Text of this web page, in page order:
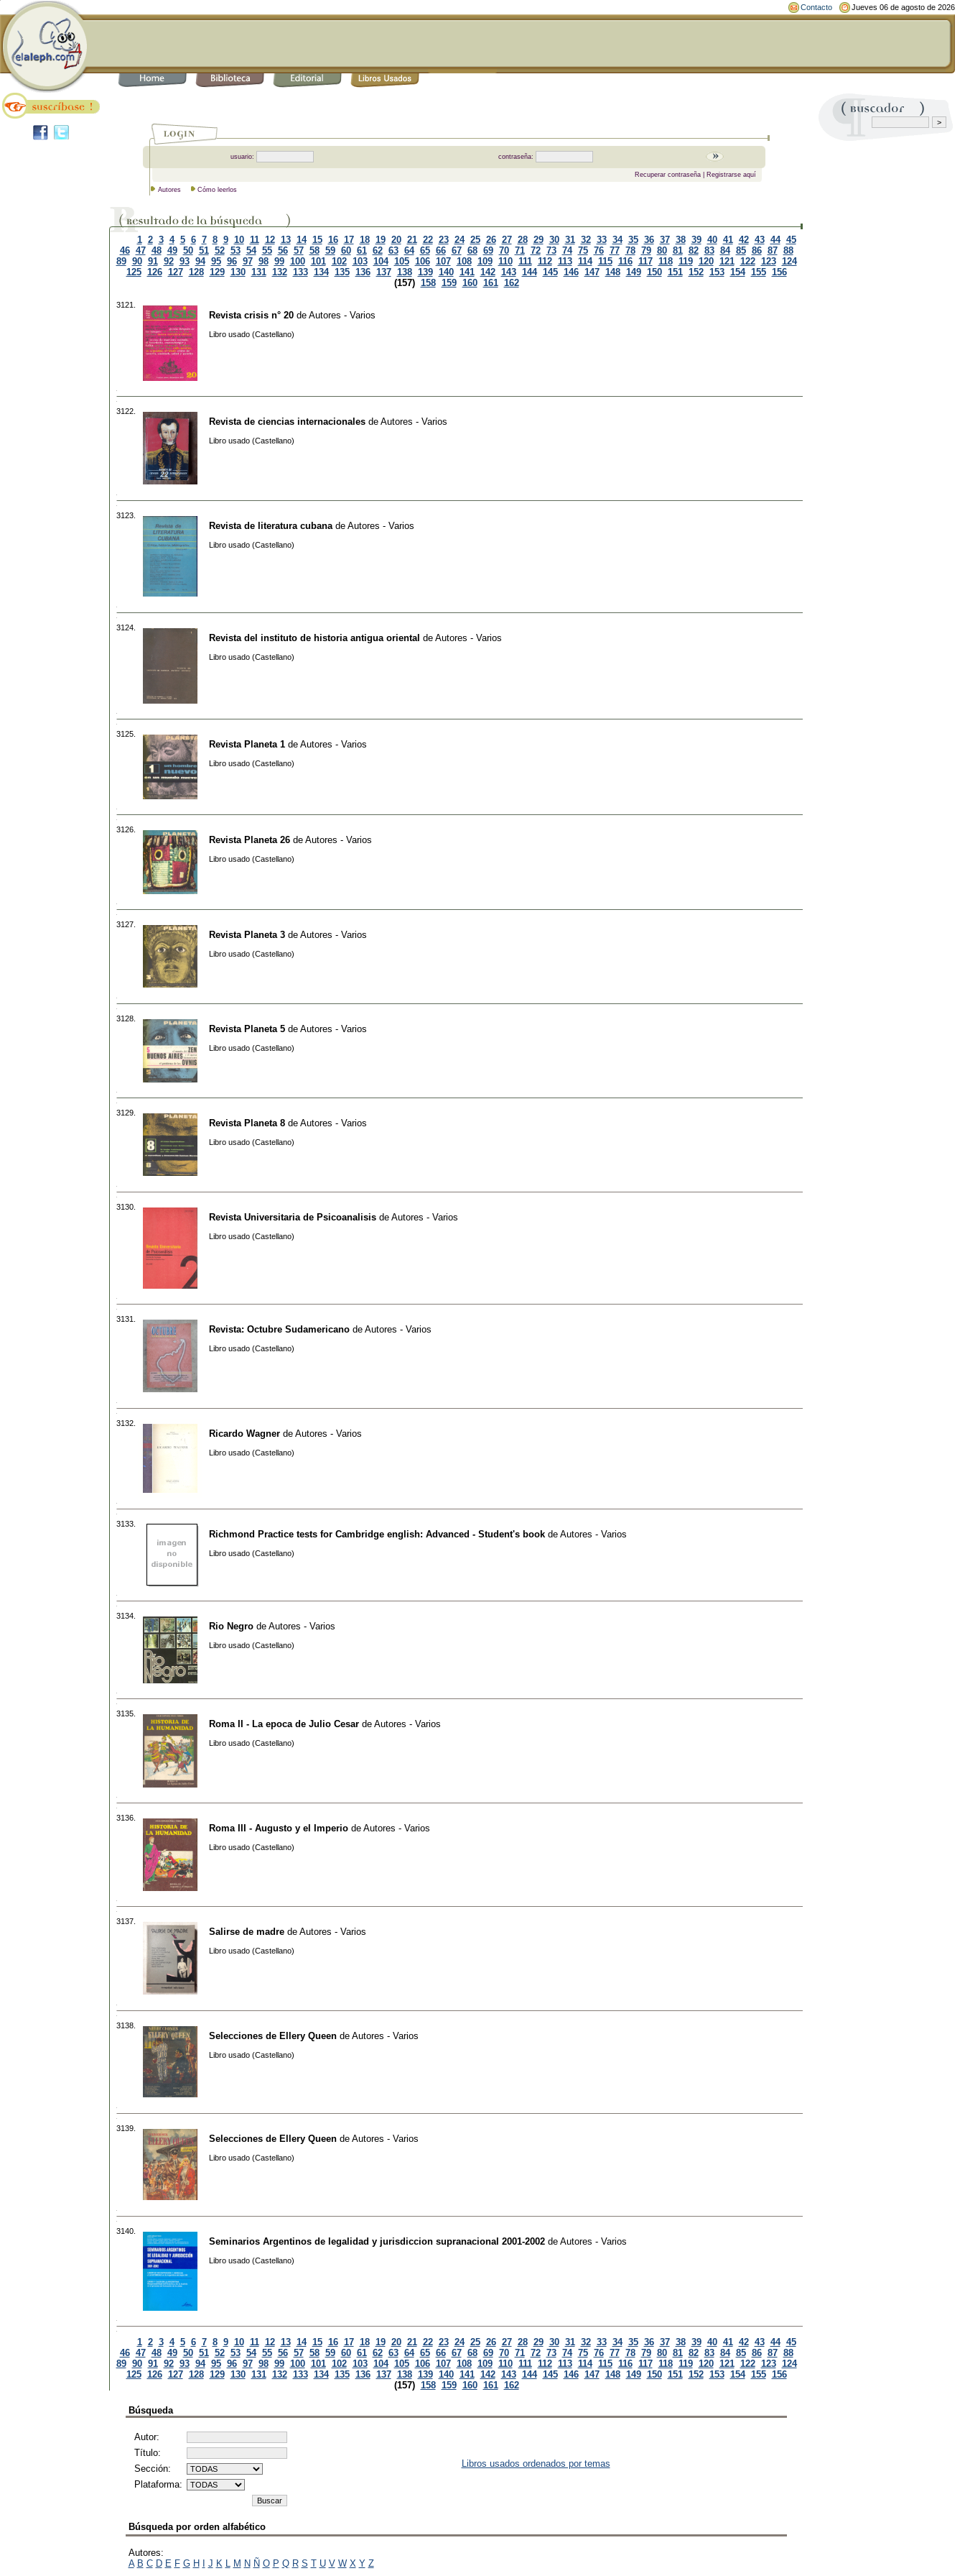
Contacto Jueves 06 de agosto de 2026
usuario: contraseña:
Recuperar contraseña| Registrarse aquí
Autores Cómo leerlos
1 2 3 4 5 6 7 8 9 10 11 12 13 14 15 16 17 18 19 20 21 22 23 24 25 26 27 28 29 30 31 32 33 34 35 36 37 38 39 40 41 42 43 44 45
46 47 48 49 50 51 52 53 54 55 56 57 58 59 60 61 62 63 64 65 66 67 68 69 70 71 72 73 74 75 76 77 78 79 80 81 82 83 84 85 86 87 88
89 90 91 92 93 94 95 96 97 98 99 100 101 102 103 104 105 106 107 108 109 110 111 112 113 114 115 116 117 118 119 120 121 122 123 124
125 126 127 128 129 130 131 132 133 134 135 136 137 138 139 140 141 142 143 144 145 146 147 148 149 150 151 152 153 154 155 156
(157) 158 159 160 161 162
3121.
Revista crisis n° 20 de Autores - Varios
Libro usado (Castellano)
3122.
Revista de ciencias internacionales de Autores - Varios
Libro usado (Castellano)
3123.
Revista de literatura cubana de Autores - Varios
Libro usado (Castellano)
3124.
Revista del instituto de historia antigua oriental de Autores - Varios
Libro usado (Castellano)
3125.
Revista Planeta 1 de Autores - Varios
Libro usado (Castellano)
3126.
Revista Planeta 26 de Autores - Varios
Libro usado (Castellano)
3127.
Revista Planeta 3 de Autores - Varios
Libro usado (Castellano)
3128.
Revista Planeta 5 de Autores - Varios
Libro usado (Castellano)
3129.
Revista Planeta 8 de Autores - Varios
Libro usado (Castellano)
3130.
Revista Universitaria de Psicoanalisis de Autores - Varios
Libro usado (Castellano)
3131.
Revista: Octubre Sudamericano de Autores - Varios
Libro usado (Castellano)
3132.
Ricardo Wagner de Autores - Varios
Libro usado (Castellano)
3133.
Richmond Practice tests for Cambridge english: Advanced - Student's book de Autores - Varios
Libro usado (Castellano)
3134.
Rio Negro de Autores - Varios
Libro usado (Castellano)
3135.
Roma II - La epoca de Julio Cesar de Autores - Varios
Libro usado (Castellano)
3136.
Roma III - Augusto y el Imperio de Autores - Varios
Libro usado (Castellano)
3137.
Salirse de madre de Autores - Varios
Libro usado (Castellano)
3138.
Selecciones de Ellery Queen de Autores - Varios
Libro usado (Castellano)
3139.
Selecciones de Ellery Queen de Autores - Varios
Libro usado (Castellano)
3140.
Seminarios Argentinos de legalidad y jurisdiccion supranacional 2001-2002 de Autores - Varios
Libro usado (Castellano)
1 2 3 4 5 6 7 8 9 10 11 12 13 14 15 16 17 18 19 20 21 22 23 24 25 26 27 28 29 30 31 32 33 34 35 36 37 38 39 40 41 42 43 44 45
46 47 48 49 50 51 52 53 54 55 56 57 58 59 60 61 62 63 64 65 66 67 68 69 70 71 72 73 74 75 76 77 78 79 80 81 82 83 84 85 86 87 88
89 90 91 92 93 94 95 96 97 98 99 100 101 102 103 104 105 106 107 108 109 110 111 112 113 114 115 116 117 118 119 120 121 122 123 124
125 126 127 128 129 130 131 132 133 134 135 136 137 138 139 140 141 142 143 144 145 146 147 148 149 150 151 152 153 154 155 156
(157) 158 159 160 161 162
Búsqueda
Autor:
Título:
Sección:
Plataforma:
Libros usados ordenados por temas
Búsqueda por orden alfabético
Autores:
A B C D E F G H I J K L M N Ñ O P Q R S T U V W X Y Z